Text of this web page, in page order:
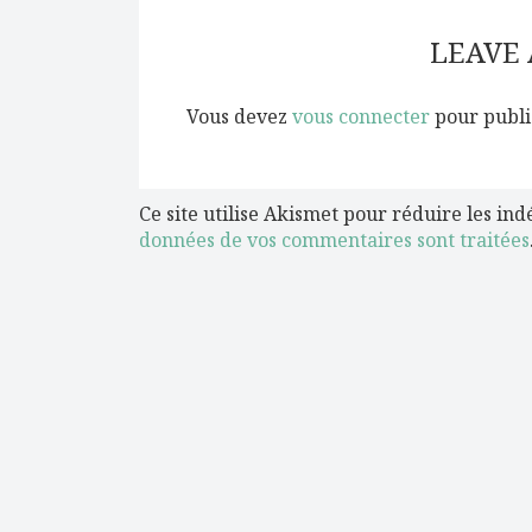
LEAVE
Vous devez vous connecterpour
Ce site utilise Akismet pour réduire les
données de vos commentaires sont traitées